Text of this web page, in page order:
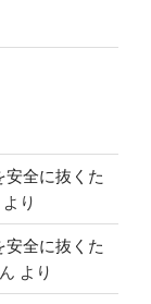
安全に抜くた
より
安全に抜くた
より